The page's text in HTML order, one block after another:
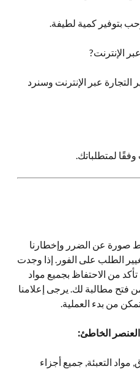
بتوفير كمية لطيفة.
الإنترنت?
التجارة عبر الإنترنت وسنرد
لمتطلباتك.
صورة عن الضرر وإخطارنا
الطلب على الفور. إذا وجدت
من الاحتفاظ بجميع مواد
فتح مطالبة لك. يرجى إعلامنا
من بدء العملية.
العنصر الخاطئ:
التعبئة, جميع أجزاء